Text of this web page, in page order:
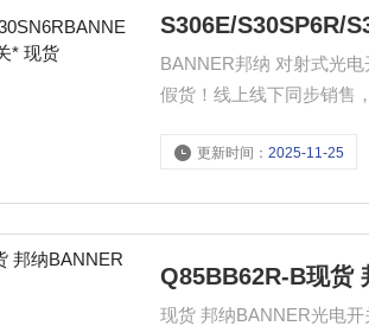
S306E/S30SP6R/
BANNER邦纳 对射式光
假货！线上线下同步销售
更新时间：2025-11-25
Q85BB62R-B现货
现货 邦纳BANNER光电